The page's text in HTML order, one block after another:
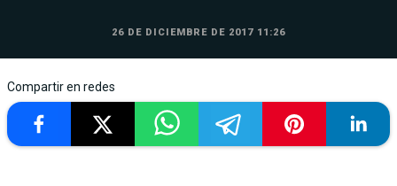
26 DE DICIEMBRE DE 2017 11:26
Compartir en redes